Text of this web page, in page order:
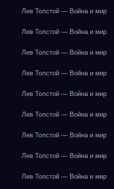
Лев Толстой — Война и мир
Лев Толстой — Война и мир
Лев Толстой — Война и мир
Лев Толстой — Война и мир
Лев Толстой — Война и мир
Лев Толстой — Война и мир
Лев Толстой — Война и мир
Лев Толстой — Война и мир
Лев Толстой — Война и мир